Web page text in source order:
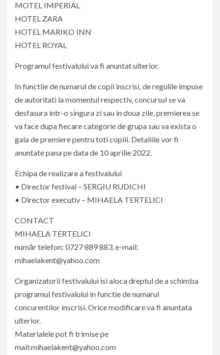
MOTEL IMPERIAL
HOTEL ZARA
HOTEL MARIKO INN
HOTEL ROYAL
Programul festivalului va fi anuntat ulterior.
In functiie de numarul de copii inscrisi, de regulile impuse
de autoritati la momentul respectiv, concursul se va
desfasura intr-o singura zi sau in doua zile, premierea se
va face dupa fiecare categorie de grupa sau va exista o
gala de premiere pentru toti copiii. Detaliile vor fi
anuntate pana pe data de 10 aprilie 2022.
Echipa de realizare a festivalului
• Director festival – SERGIU RUDICHI
• Director executiv – MIHAELA TERTELICI
CONTACT
MIHAELA TERTELICI
număr telefon: 0727 889 883, e-mail:
mihaelakent@yahoo.com
Organizatorii festivalului isi aloca dreptul de a schimba
programul festivalului in functie de numarul
concurentilor inscrisi. Orice modificare va fi anuntata
ulterior.
Materialele pot fi trimise pe
mail:mihaelakent@yahoo.com